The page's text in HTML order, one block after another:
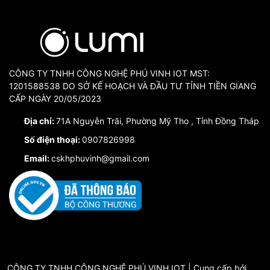
Hình ảnh công trình:
CÔNG TY TNHH CÔNG NGHỆ PHÚ VINH IOT MST:
1201588538 DO SỞ KẾ HOẠCH VÀ ĐẦU TƯ TỈNH TIỀN GIANG
CẤP NGÀY 20/05/2023
Địa chỉ:71A Nguyễn Trãi, Phường Mỹ Tho , Tỉnh Đồng Tháp
Số điện thoại:0907826998
Email:cskhphuvinh@gmail.com
CÔNG TY TNHH CÔNG NGHỆ PHÚ VINH IOT | Cung cấp bởi